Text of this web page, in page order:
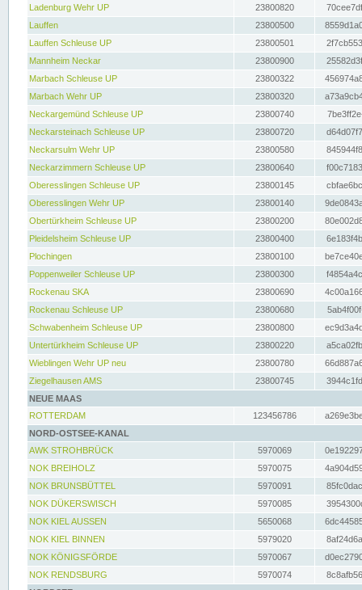
Ladenburg Wehr UP
23800820
Lauffen
23800500
Lauffen Schleuse UP
23800501
Mannheim Neckar
23800900
Marbach Schleuse UP
23800322
Marbach Wehr UP
23800320
Neckargemünd Schleuse UP
23800740
Neckarsteinach Schleuse UP
23800720
Neckarsulm Wehr UP
23800580
Neckarzimmern Schleuse UP
23800640
Oberesslingen Schleuse UP
23800145
Oberesslingen Wehr UP
23800140
Obertürkheim Schleuse UP
23800200
Pleidelsheim Schleuse UP
23800400
Plochingen
23800100
Poppenweiler Schleuse UP
23800300
Rockenau SKA
23800690
Rockenau Schleuse UP
23800680
Schwabenheim Schleuse UP
23800800
Untertürkheim Schleuse UP
23800220
Wieblingen Wehr UP neu
23800780
Ziegelhausen AMS
23800745
NEUE MAAS
ROTTERDAM
123456786
NORD-OSTSEE-KANAL
AWK STROHBRÜCK
5970069
NOK BREIHOLZ
5970075
NOK BRUNSBÜTTEL
5970091
NOK DÜKERSWISCH
5970085
NOK KIEL AUSSEN
5650068
NOK KIEL BINNEN
5979020
NOK KÖNIGSFÖRDE
5970067
NOK RENDSBURG
5970074